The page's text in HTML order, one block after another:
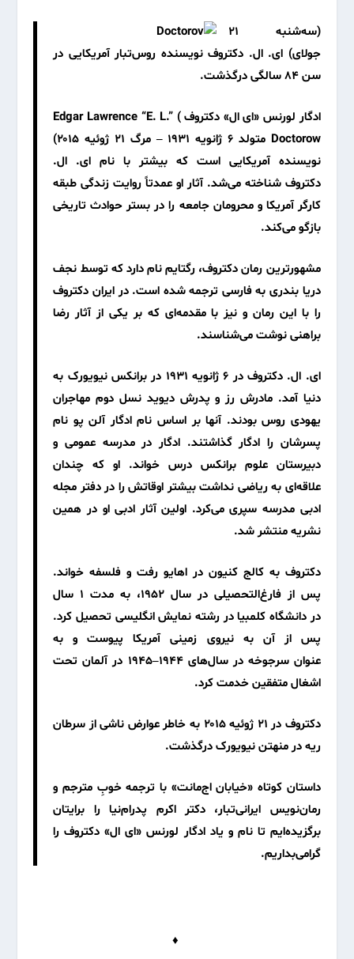
(سه‌شنبه ۲۱
جولای) ای. ال. دکتروف نویسنده روس‌تبار آمریکایی در
سن ۸۴ سالگی درگذشت.
ادگار لورنس «ای ال» دکتروف ) Edgar Lawrence “E. L.”
Doctorow متولد ۶ ژانویه ۱۹۳۱ – مرگ ۲۱ ژوئیه ۲۰۱۵)
نویسنده آمریکایی است که بیشتر با نام ای. ال.
دکتروف شناخته می‌شد. آثار او عمدتاً روایت زندگی طبقه
کارگر آمریکا و محرومان جامعه را در بستر حوادث تاریخی
بازگو می‌کند.
مشهورترین رمان دکتروف، رگتایمنام دارد که توسط نجف
دریا بندری به فارسی ترجمه شده است. در ایران دکتروف
را با این رمان و نیز با مقدمه‌ای که بر یکی از آثار رضا
براهنی نوشت می‌شناسند.
ای. ال. دکتروف در ۶ ژانویه ۱۹۳۱ در برانکس نیویورک به
دنیا آمد. مادرش رز و پدرش دیوید نسل دوم مهاجران
یهودی روس بودند. آنها بر اساس نام ادگار آلن پو نام
پسرشان را ادگار گذاشتند. ادگار در مدرسه عمومی و
دبیرستان علوم برانکس درس خواند. او که چندان
علاقه‌ای به ریاضی نداشت بیشتر اوقاتش را در دفتر مجله
ادبی مدرسه سپری می‌کرد. اولین آثار ادبی او در همین
نشریه منتشر شد.
دکتروف به کالج کنیون در اهایو رفت و فلسفه خواند.
پس از فارغ‌التحصیلی در سال ۱۹۵۲، به مدت ۱ سال
در دانشگاه کلمبیا در رشته نمایش انگلیسی تحصیل کرد.
پس از آن به نیروی زمینی آمریکا پیوست و به
عنوان سرجوخه در سال‌های ۱۹۴۴–۱۹۴۵ در آلمان تحت
اشغال متفقین خدمت کرد.
دکتروف در ۲۱ ژوئیه ۲۰۱۵ به خاطر عوارض ناشی از سرطان
ریه در منهتن نیویورک درگذشت.
داستان کوتاه «خیابان اج‌مانت» با ترجمه خوبِ مترجم و
رمان‌نویس ایرانی‌تبار، دکتر اکرم پدرام‌نیا را برایتان
برگزیده‌ایم تا نام و یاد ادگار لورنس «ای ال» دکتروف را
گرامی‌بداریم.
♦